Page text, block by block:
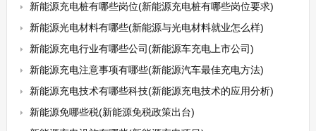
新能源充电桩有哪些岗位(新能源充电桩有哪些岗位要求)
新能源光电材料有哪些(新能源与光电材料就业怎么样)
新能源充电行业有哪些公司(新能源车充电上市公司)
新能源充电注意事项有哪些(新能源汽车最佳充电方法)
新能源充电技术有哪些科技(新能源充电技术的应用分析)
新能源免哪些税(新能源免税政策出台)